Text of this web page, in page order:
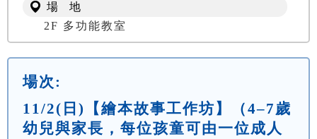
場 地
2F 多功能教室
場次:
11/2(日)【繪本故事工作坊】（4–7歲
幼兒與家長，每位孩童可由一位成人